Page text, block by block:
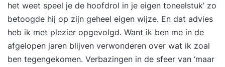
het weet speel je de hoofdrol in je eigen toneelstuk’ zo
betoogde hij op zijn geheel eigen wijze. En dat advies
heb ik met plezier opgevolgd. Want ik ben me in de
afgelopen jaren blijven verwonderen over wat ik zoal
ben tegengekomen. Verbazingen in de sfeer van ‘maar